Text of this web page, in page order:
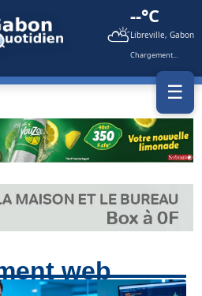
⛅
--°C
Libreville, Gabon
Chargement...
☰
web